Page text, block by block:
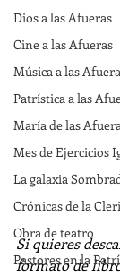
Dios a las Afueras
Cine a las Afueras
Música a las
Patrística a las
María de las
Mes de Ejercicios
La galaxia
Crónicas de la
Obra de teatro
Pastores en la
Si quieres
formato de